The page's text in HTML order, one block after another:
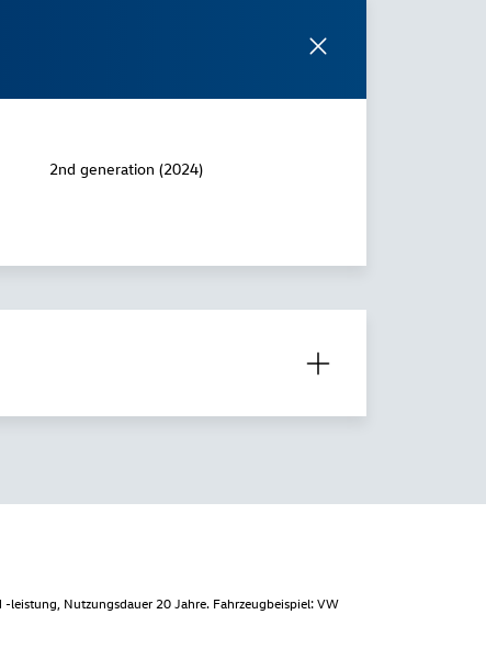
2nd generation (2024)
leistung, Nutzungsdauer 20 Jahre. Fahrzeugbeispiel: VW